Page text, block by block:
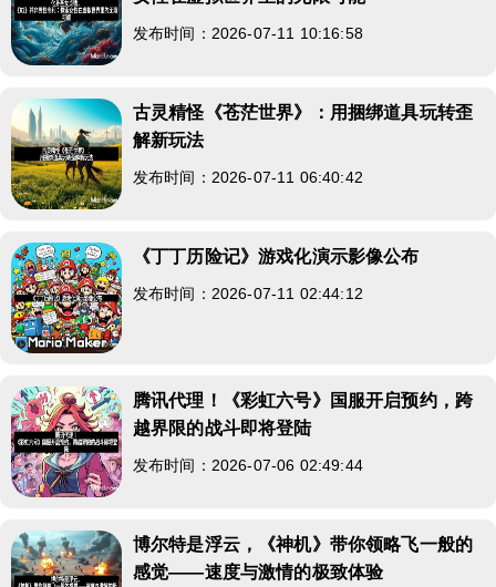
发布时间：2026-07-11 10:16:58
古灵精怪《苍茫世界》：用捆绑道具玩转歪
解新玩法
发布时间：2026-07-11 06:40:42
《丁丁历险记》游戏化演示影像公布
发布时间：2026-07-11 02:44:12
腾讯代理！《彩虹六号》国服开启预约，跨
越界限的战斗即将登陆
发布时间：2026-07-06 02:49:44
博尔特是浮云，《神机》带你领略飞一般的
感觉——速度与激情的极致体验